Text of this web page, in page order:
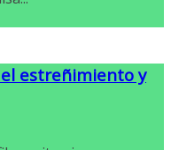
estreñimiento y